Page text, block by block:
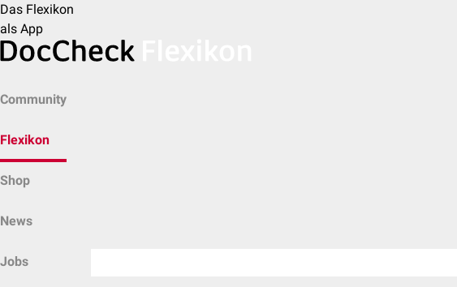
Das Flexikon
als App
Community
Flexikon
Shop
News
Jobs